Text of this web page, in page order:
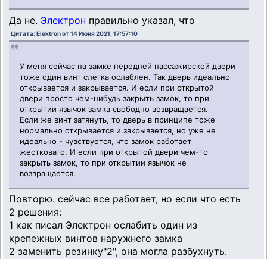
Да не. Электрон правильно указал, что
Цитата: Elektron от 14 Июня 2021, 17:57:10
У меня сейчас на замке передней пассажирской двери
тоже один винт слегка ослаблен. Так дверь идеально
открывается и закрывается. И если при открытой
двери просто чем-нибудь закрыть замок, то при
открытии язычок замка свободно возвращается.
Если же винт затянуть, то дверь в принципе тоже
нормально открывается и закрывается, но уже не
идеально - чувствуется, что замок работает
жестковато. И если при открытой двери чем-то
закрыть замок, то при открытии язычок не
возвращается.
Повторю. сейчас все работает, но если что есть
2 решения:
1 как писал Электрон ослабить один из
крепежных винтов наружнего замка
2 заменить резинку"2", она могла разбухнуть.